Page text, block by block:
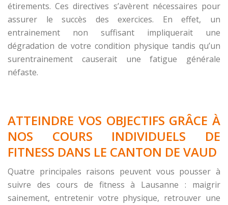
étirements. Ces directives s’avèrent nécessaires pour
assurer le succès des exercices. En effet, un
entrainement non suffisant impliquerait une
dégradation de votre condition physique tandis qu’un
surentrainement causerait une fatigue générale
néfaste.
ATTEINDRE VOS OBJECTIFS GRÂCE À
NOS COURS INDIVIDUELS DE
FITNESS DANS LE CANTON DE VAUD
Quatre principales raisons peuvent vous pousser à
suivre des cours de fitness à Lausanne : maigrir
sainement, entretenir votre physique, retrouver une